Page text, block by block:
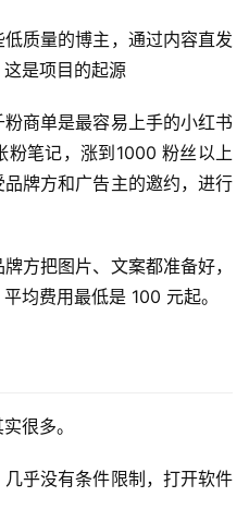
质量的博主，通过内容直发
是项目的起源
商单是最容易上手的小红书
笔记，涨到1000 粉丝以上
牌方和广告主的邀约，进行
方把图片、文案都准备好，
均费用最低是 100 元起。
很多。
乎没有条件限制，打开软件